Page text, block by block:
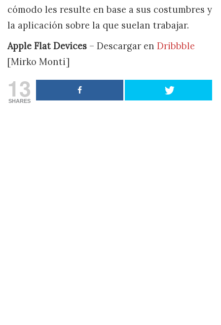
cómodo les resulte en base a sus costumbres y
la aplicación sobre la que suelan trabajar.
Apple Flat Devices – Descargar en Dribbble
[Mirko Monti]
13
SHARES